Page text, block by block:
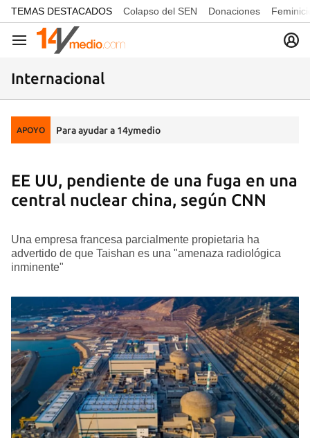
common.go-to-content
TEMAS DESTACADOS Colapso del SEN Donaciones
Navegación
Internacional
APOYO Para ayudar a 14ymedio
EE UU, pendiente de una fuga en una
central nuclear china, según CNN
Una empresa francesa parcialmente propietaria ha
advertido de que Taishan es una "amenaza radiológica
inminente"